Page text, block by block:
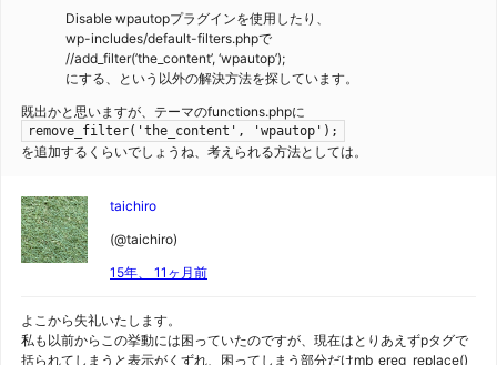
Disable wpautopプラグインを使用したり、
wp-includes/default-filters.phpで
//add_filter(’the_content’, ‘wpautop’);
にする、という以外の解決方法を探しています。
既出かと思いますが、テーマのfunctions.phpに
remove_filter('the_content', 'wpautop');
を追加するくらいでしょうね、考えられる方法としては。
taichiro
(@taichiro)
15年、 11ヶ月前
よこから失礼いたします。
私も以前からこの挙動には困っていたのですが、現在はとりあえずpタグで
括られてしまうと表示がくずれ、困ってしまう部分だけmb_ereg_replace()